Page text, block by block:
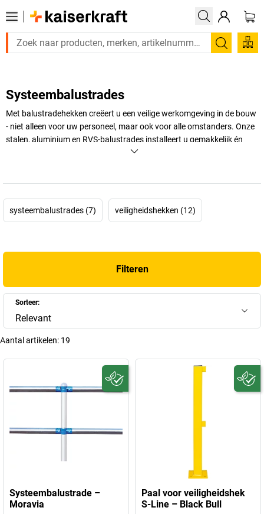
Zoeken
Systeembalustrades
Met balustradehekken creëert u een veilige werkomgeving in de bouw
- niet alleen voor uw personeel, maar ook voor alle omstanders. Onze
stalen, aluminium en RVS-balustrades installeert u gemakkelijk én
snel. Ontdek ons assortiment en ga meteen aan de slag.
systeembalustrades (7) veiligheidshekken (12)
Filteren
Sorteer:
Relevant
Aantal artikelen: 19
Systeembalustrade –
Moravia
Paal voor veiligheidshek
S-Line – Black Bull